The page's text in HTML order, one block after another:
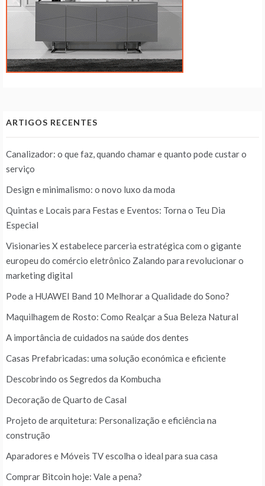
ARTIGOS RECENTES
Canalizador: o que faz, quando chamar e quanto pode custar o
serviço
Design e minimalismo: o novo luxo da moda
Quintas e Locais para Festas e Eventos: Torna o Teu Dia
Especial
Visionaries X estabelece parceria estratégica com o gigante
europeu do comércio eletrônico Zalando para revolucionar o
marketing digital
Pode a HUAWEI Band 10 Melhorar a Qualidade do Sono?
Maquilhagem de Rosto: Como Realçar a Sua Beleza Natural
A importância de cuidados na saúde dos dentes
Casas Prefabricadas: uma solução económica e eficiente
Descobrindo os Segredos da Kombucha
Decoração de Quarto de Casal
Projeto de arquitetura: Personalização e eficiência na
construção
Aparadores e Móveis TV escolha o ideal para sua casa
Comprar Bitcoin hoje: Vale a pena?